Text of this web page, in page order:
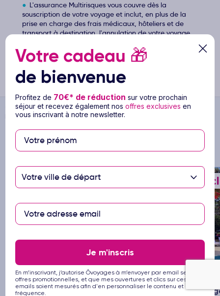
L'assurance Multirisques vous couvre dès la
souscription de votre voyage et inclut, en plus de la
prise en charge des frais médicaux, hôteliers et de
transport à destination, l'annulation de votre voyage
etc..) avant votre départ.
En savoir plus
Ôvoyages > ... > Combiné Circuit Evasions Sénégalaises & Ôclub
Experience African Village Bougainvillées 3*
Vous pourriez aussi aimer
Previous Next
1/14
Hôtel Ecolodge Palmarin3
Sénégal
Votre cadeau 🎁
de bienvenue
Profitez de 70€* de réduction sur votre prochain
séjour et recevez également nosoffres exclusives en
vous inscrivant à notre newsletter.
Votre ville de départ
Je m'inscris
En m’inscrivant, j’autorise Ôvoyages à m’envoyer par email ses
offres promotionnelles, et que mes ouvertures et clics sur ces
emails soient mesurés afin d'en personnaliser le contenu et la
fréquence.